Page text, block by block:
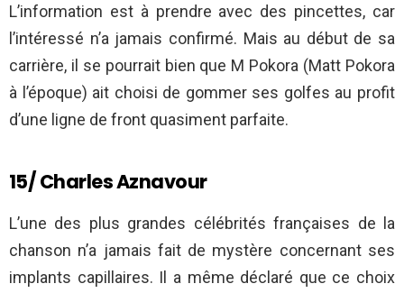
L’information est à prendre avec des pincettes, car
l’intéressé n’a jamais confirmé. Mais au début de sa
carrière, il se pourrait bien que M Pokora (Matt Pokora
à l’époque) ait choisi de gommer ses golfes au profit
d’une ligne de front quasiment parfaite.
15/ Charles Aznavour
L’une des plus grandes célébrités françaises de la
chanson n’a jamais fait de mystère concernant ses
implants capillaires. Il a même déclaré que ce choix